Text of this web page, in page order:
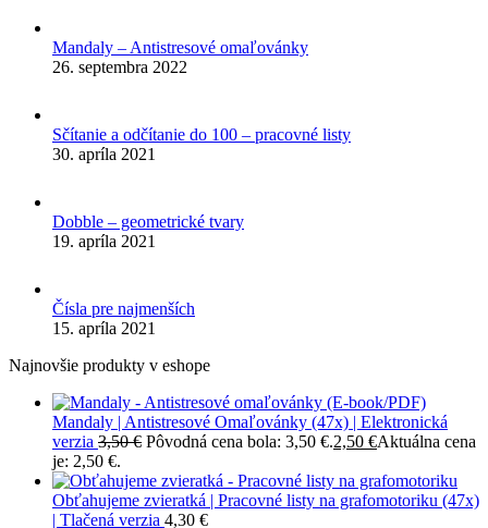
Mandaly – Antistresové omaľovánky
26. septembra 2022
Sčítanie a odčítanie do 100 – pracovné listy
30. apríla 2021
Dobble – geometrické tvary
19. apríla 2021
Čísla pre najmenších
15. apríla 2021
Najnovšie produkty v eshope
Mandaly | Antistresové Omaľovánky (47x) | Elektronická
verzia 3,50€ Pôvodná cena bola: 3,50 €.2,50 €Aktuálna cena
je: 2,50 €.
Obťahujeme zvieratká | Pracovné listy na grafomotoriku (47x)
| Tlačená verzia 4,30 €